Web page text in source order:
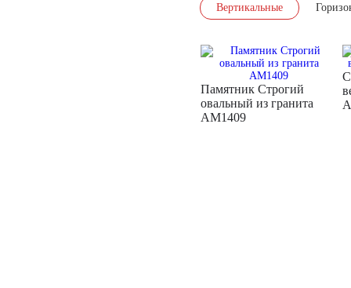
Вертикальные
Памятник Строгий
овальный из гранита
AM1409